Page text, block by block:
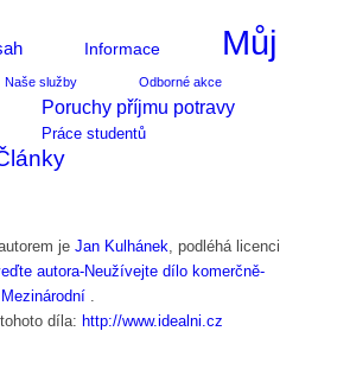
Informace
Můj
Naše služby Odborné akce
Poruchy příjmu potravy
Práce studentů
je Jan Kulhánek , podléhá licenci
autora-Neužívejte dílo komerčně-
díla: http://www.idealni.cz